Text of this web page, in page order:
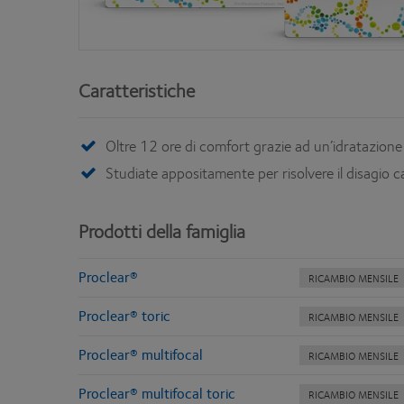
Caratteristiche
Oltre 12 ore di comfort grazie ad
Studiate appositamente per risolvere il disagio
Prodotti della famiglia
Proclear® RICAMBIO MENSILE
Proclear® toric RICAMBIO MENSILE
Proclear® multifocal RICAMBIO MENSILE
Proclear® multifocal toric RICAMBIO MENSILE